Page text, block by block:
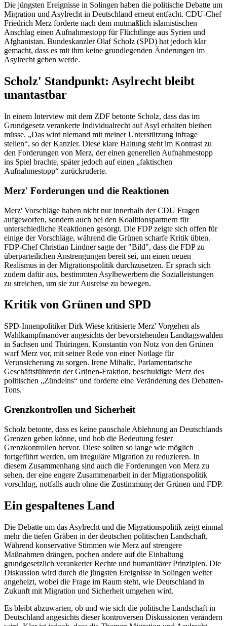
Die jüngsten Ereignisse in Solingen haben die politische Debatte um
Migration und Asylrecht in Deutschland erneut entfacht. CDU-Chef
Friedrich Merz forderte nach dem mutmaßlich islamistischen
Anschlag einen Aufnahmestopp für Flüchtlinge aus Syrien und
Afghanistan. Bundeskanzler Olaf Scholz (SPD) hat jedoch klar
gemacht, dass es mit ihm keine grundlegenden Änderungen im
Asylrecht geben werde.
Scholz' Standpunkt: Asylrecht bleibt
unantastbar
In einem Interview mit dem ZDF betonte Scholz, dass das im
Grundgesetz verankerte Individualrecht auf Asyl erhalten bleiben
müsse. „Das wird niemand mit meiner Unterstützung infrage
stellen“, so der Kanzler. Diese klare Haltung steht im Kontrast zu
den Forderungen von Merz, der einen generellen Aufnahmestopp
ins Spiel brachte, später jedoch auf einen „faktischen
Aufnahmestopp“ zurückruderte.
Merz' Forderungen und die Reaktionen
Merz' Vorschläge haben nicht nur innerhalb der CDU Fragen
aufgeworfen, sondern auch bei den Koalitionspartnern für
unterschiedliche Reaktionen gesorgt. Die FDP zeigte sich offen für
einige der Vorschläge, während die Grünen scharfe Kritik übten.
FDP-Chef Christian Lindner sagte der "Bild", dass die FDP zu
überparteilichen Anstrengungen bereit sei, um einen neuen
Realismus in der Migrationspolitik durchzusetzen. Er sprach sich
zudem dafür aus, bestimmten Asylbewerbern die Sozialleistungen
zu streichen, um sie zur Ausreise zu bewegen.
Kritik von Grünen und SPD
SPD-Innenpolitiker Dirk Wiese kritisierte Merz' Vorgehen als
Wahlkampfmanöver angesichts der bevorstehenden Landtagswahlen
in Sachsen und Thüringen. Konstantin von Notz von den Grünen
warf Merz vor, mit seiner Rede von einer Notlage für
Verunsicherung zu sorgen. Irene Mihalic, Parlamentarische
Geschäftsführerin der Grünen-Fraktion, beschuldigte Merz des
politischen „Zündelns“ und forderte eine Veränderung des Debatten-
Tons.
Grenzkontrollen und Sicherheit
Scholz betonte, dass es keine pauschale Ablehnung an Deutschlands
Grenzen geben könne, und hob die Bedeutung fester
Grenzkontrollen hervor. Diese sollten so lange wie möglich
fortgeführt werden, um irreguläre Migration zu reduzieren. In
diesem Zusammenhang sind auch die Forderungen von Merz zu
sehen, der eine engere Zusammenarbeit in der Migrationspolitik
vorschlug, notfalls auch ohne die Zustimmung der Grünen und FDP.
Ein gespaltenes Land
Die Debatte um das Asylrecht und die Migrationspolitik zeigt einmal
mehr die tiefen Gräben in der deutschen politischen Landschaft.
Während konservative Stimmen wie Merz auf strengere
Maßnahmen drängen, pochen andere auf die Einhaltung
grundgesetzlich verankerter Rechte und humanitärer Prinzipien. Die
Diskussion wird durch die jüngsten Ereignisse in Solingen weiter
angeheizt, wobei die Frage im Raum steht, wie Deutschland in
Zukunft mit Migration und Sicherheit umgehen wird.
Es bleibt abzuwarten, ob und wie sich die politische Landschaft in
Deutschland angesichts dieser kontroversen Diskussionen verändern